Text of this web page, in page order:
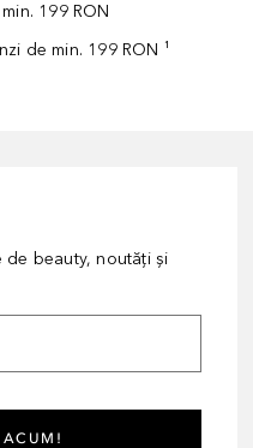
199 RON
de min. 199 RON ¹
de beauty, noutăți și
ACUM!